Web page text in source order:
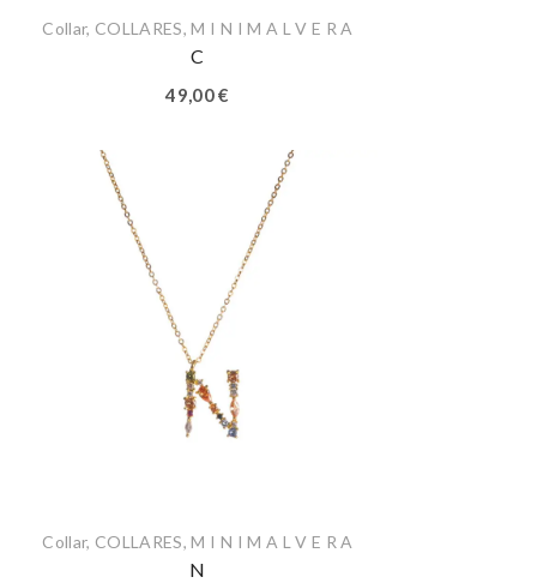
Collar, COLLARES,M I N I M A L V E R A
C
49,00€
Collar, COLLARES,M I N I M A L V E R A
N